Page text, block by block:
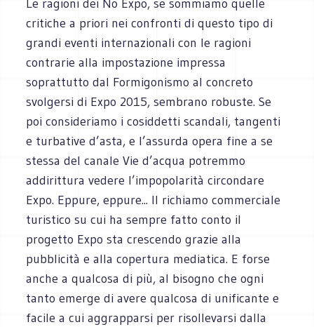
Le ragioni dei No Expo, se sommiamo quelle
critiche a priori nei confronti di questo tipo di
grandi eventi internazionali con le ragioni
contrarie alla impostazione impressa
soprattutto dal Formigonismo al concreto
svolgersi di Expo 2015, sembrano robuste. Se
poi consideriamo i cosiddetti scandali, tangenti
e turbative d’asta, e l’assurda opera fine a se
stessa del canale Vie d’acqua potremmo
addirittura vedere l’impopolarità circondare
Expo. Eppure, eppure... Il richiamo commerciale
turistico su cui ha sempre fatto conto il
progetto Expo sta crescendo grazie alla
pubblicità e alla copertura mediatica. E forse
anche a qualcosa di più, al bisogno che ogni
tanto emerge di avere qualcosa di unificante e
facile a cui aggrapparsi per risollevarsi dalla